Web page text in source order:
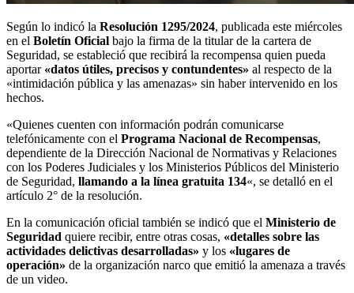
Según lo indicó la Resolución 1295/2024, publicada este miércoles
en el Boletín Oficial bajo la firma de la titular de la cartera de
Seguridad, se estableció que recibirá la recompensa quien pueda
aportar «datos útiles, precisos y contundentes» al respecto de la
«intimidación pública y las amenazas» sin haber intervenido en los
hechos.
«Quienes cuenten con información podrán comunicarse
telefónicamente con el Programa Nacional de Recompensas,
dependiente de la Dirección Nacional de Normativas y Relaciones
con los Poderes Judiciales y los Ministerios Públicos del Ministerio
de Seguridad, llamando a la línea gratuita 134«, se detalló en el
artículo 2° de la resolución.
En la comunicación oficial también se indicó que el Ministerio de
Seguridad quiere recibir, entre otras cosas, «detalles sobre las
actividades delictivas desarrolladas» y los «lugares de
operación» de la organización narco que emitió la amenaza a través
de un video.